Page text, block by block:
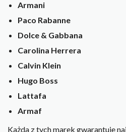
Armani
Paco Rabanne
Dolce & Gabbana
Carolina Herrera
Calvin Klein
Hugo Boss
Lattafa
Armaf
Każda z tych marek gwarantuje